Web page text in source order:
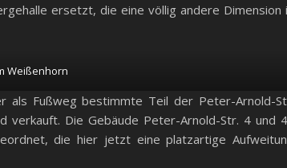
ersetzt, die eine völlig andere Dimension
Weißenhorn
Fußweg bestimmte Teil der Peter-Arnold-
verkauft. Die Gebäude Peter-Arnold-Str. 4 und
die hier jetzt eine platzartige